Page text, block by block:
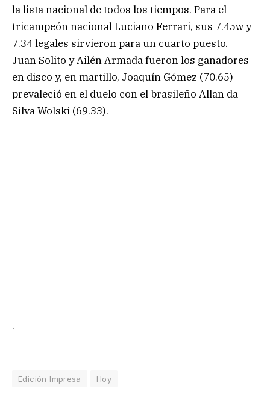
la lista nacional de todos los tiempos. Para el
tricampeón nacional Luciano Ferrari, sus 7.45w y
7.34 legales sirvieron para un cuarto puesto.
Juan Solito y Ailén Armada fueron los ganadores
en disco y, en martillo, Joaquín Gómez (70.65)
prevaleció en el duelo con el brasileño Allan da
Silva Wolski (69.33).
.
Edición Impresa Hoy